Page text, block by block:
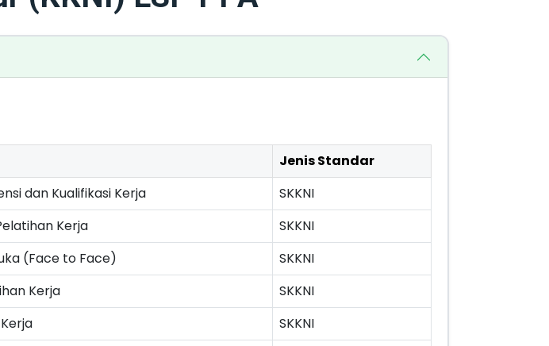
Jenis Standar
dan Kualifikasi Kerja
SKKNI
Kerja
SKKNI
(Face to Face)
SKKNI
Kerja
SKKNI
SKKNI